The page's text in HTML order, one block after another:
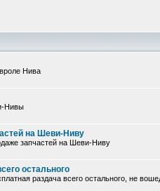
Нива
Нивы
на Шеви-Ниву
запчастей на Шеви-Ниву
остального
раздача всего остального, не